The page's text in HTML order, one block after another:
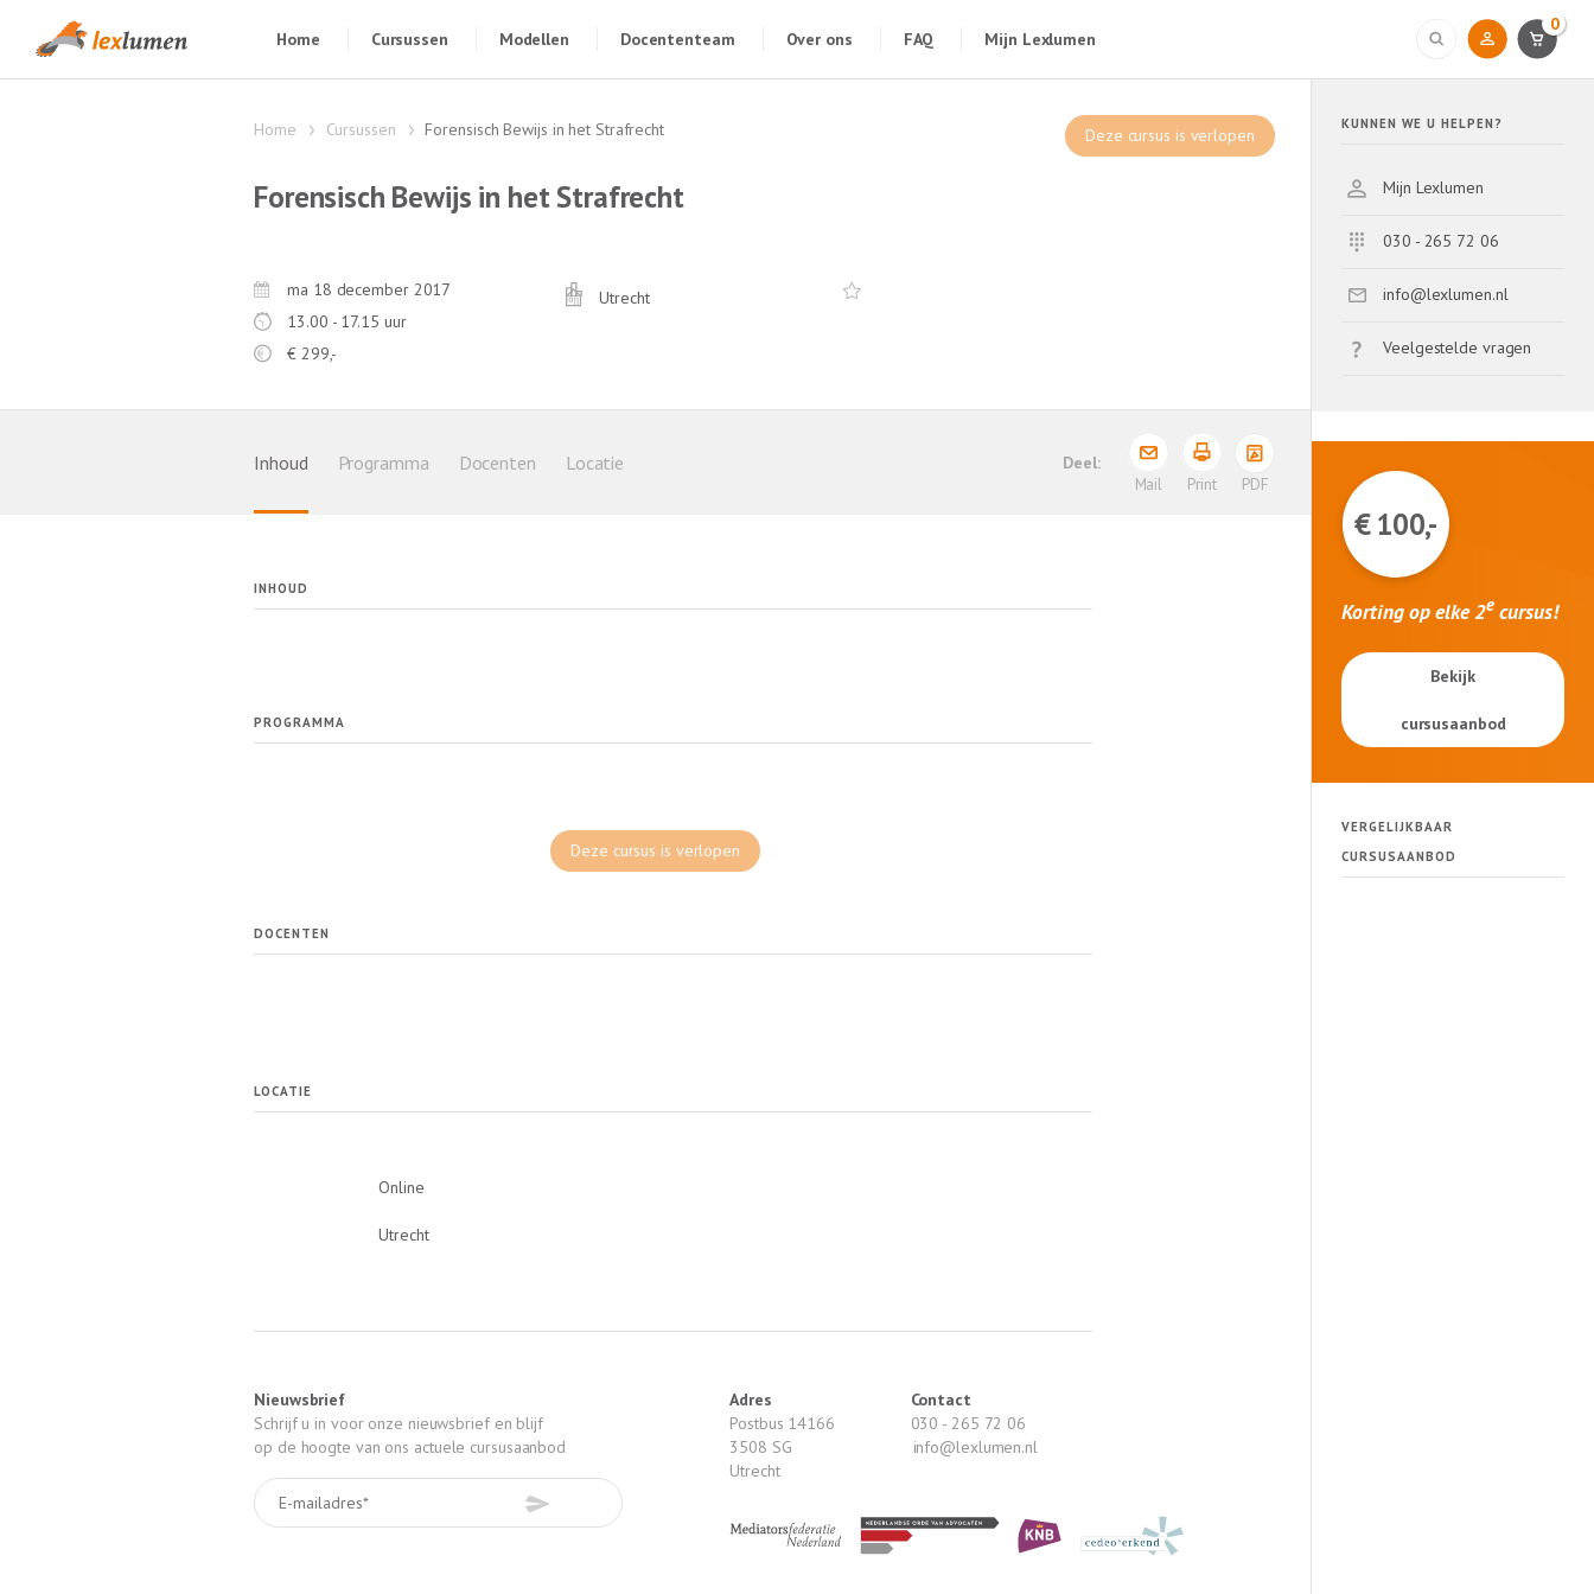
Home Cursussen Modellen Docententeam Over ons FAQ Mijn Lexlumen
0
Home Cursussen Forensisch Bewijs in het Strafrecht Deze cursus is verlopen
Forensisch Bewijs in het Strafrecht
ma 18 december 2017
13.00 - 17.15 uur
€ 299,-
Utrecht
Inhoud Programma Docenten Locatie
Mail Print PDF
INHOUD
PROGRAMMA
Deze cursus is verlopen
DOCENTEN
LOCATIE
Online
Utrecht
Nieuwsbrief
Schrijf u in voor onze nieuwsbrief en blijf
op de hoogte van ons actuele cursusaanbod
Adres
Postbus 14166
3508 SG
Utrecht
Contact
030 - 265 72 06
info@lexlumen.nl
KUNNEN WE U HELPEN?
Mijn Lexlumen
030 - 265 72 06
info@lexlumen.nl
Veelgestelde vragen
€ 100,-
Korting op elke 2e cursus!
Bekijk
cursusaanbod
VERGELIJKBAAR
CURSUSAANBOD